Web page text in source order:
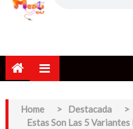
Home > Destacada
>
Estas Son Las 5